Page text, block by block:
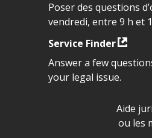
Poser des questions
vendredi, entre 9 h et
Service Finder
Answer a few
your legal issue.
Aide
ou les